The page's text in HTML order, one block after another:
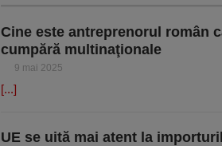
Cine este antreprenorul român
cumpără multinaţionale
9 mai 2025
[...]
UE se uită mai atent la